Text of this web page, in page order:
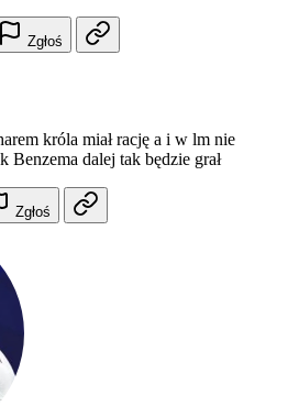
Zgłoś
króla miał rację a i w lm nie
Benzema dalej tak będzie grał
Zgłoś